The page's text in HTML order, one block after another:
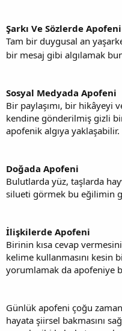
Şarkı Ve Sözlerde Apofeni
Tam bir duygusal an
bir mesaj gibi algılamak
Sosyal Medyada Apofeni
Bir paylaşımı, bir hikâyeyi
kendine gönderilmiş gizli
apofenik algıya yaklaşabilir.
Doğada Apofeni
Bulutlarda yüz, taşlarda
silueti görmek bu eğilimin
İlişkilerde Apofeni
Birinin kısa cevap
kelime kullanmasını kesin
yorumlamak da apofeniye
Günlük apofeni çoğu zaman
hayata şiirsel bakmasını